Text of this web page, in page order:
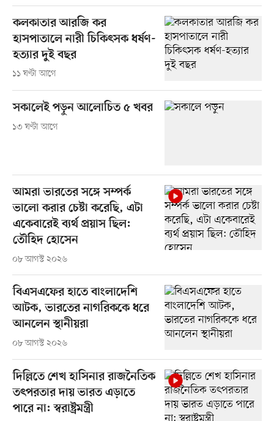
কলকাতার আরজি কর
হাসপাতালে নারী চিকিৎসক ধর্ষণ-
হত্যার দুই বছর
১১ ঘণ্টা আগে
সকালেই পড়ুন আলোচিত ৫ খবর
১৩ ঘণ্টা আগে
আমরা ভারতের সঙ্গে সম্পর্ক
ভালো করার চেষ্টা করেছি, এটা
একেবারেই ব্যর্থ প্রয়াস ছিল:
তৌহিদ হোসেন
০৮ আগস্ট ২০২৬
বিএসএফের হাতে বাংলাদেশি
আটক, ভারতের নাগরিককে ধরে
আনলেন স্থানীয়রা
০৮ আগস্ট ২০২৬
দিল্লিতে শেখ হাসিনার রাজনৈতিক
তৎপরতার দায় ভারত এড়াতে
পারে না: স্বরাষ্ট্রমন্ত্রী